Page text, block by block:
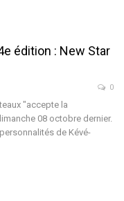
édition : New Star
0
"accepte la
08 octobre dernier.
de Kévé-